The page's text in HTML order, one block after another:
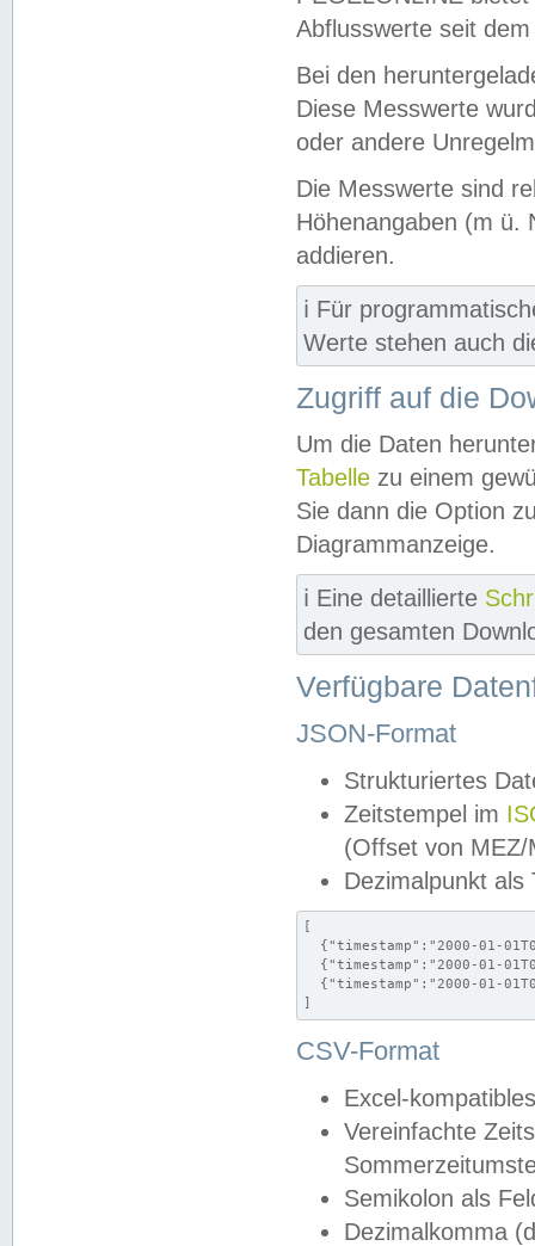
Abflusswerte seit
Bei den
Diese Messwerte
oder andere
Die Messwerte sind
Höhenangaben (m ü.
addieren.
ℹ️ Für
Werte stehen auch
Zugriff auf die
Um die Daten
Tabelle zu einem
Sie dann die Option
Diagrammanzeige.
ℹ️ Eine detaillierte
den gesamten
Verfügbare
JSON-Format
Strukturiertes
Zeitstempel im
(Offset von MEZ/
Dezimalpunkt als
[
{"timestamp":"2000-01-
{"timestamp":"2000-01-
{"timestamp":"2000-01-
]
CSV-Format
Excel-
Vereinfachte
Semikolon als
Dezimalkomma